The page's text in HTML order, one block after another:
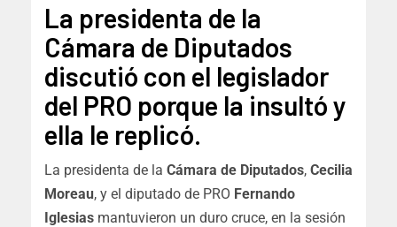
La presidenta de la
Cámara de Diputados
discutió con el legislador
del PRO porque la insultó y
ella le replicó.
La presidenta de la Cámara de Diputados, Cecilia
Moreau, y el diputado de PRO Fernando
Iglesias mantuvieron un duro cruce, en la sesión